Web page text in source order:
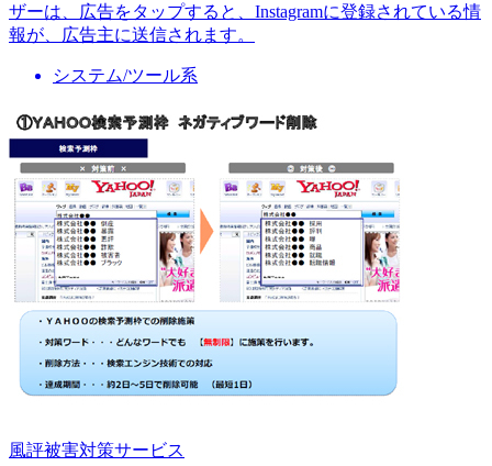
ザーは、広告をタップすると、Instagramに登録されている情
報が、広告主に送信されます。
システム/ツール系
風評被害対策サービス